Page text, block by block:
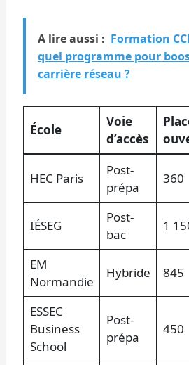
A lire aussi : Formation
quel programme pour
carrière réseau ?
École
Voie
d’accès
HEC Paris
Post-
prépa
360
IÉSEG
Post-
bac
1
EM
Normandie
Hybride 845
ESSEC
Business
School
Post-
prépa
450